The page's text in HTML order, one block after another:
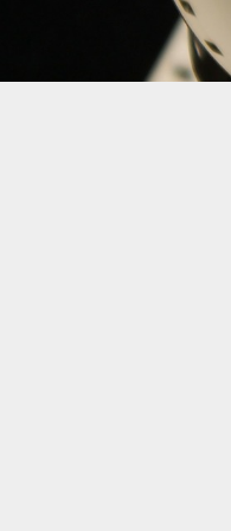
Notice content